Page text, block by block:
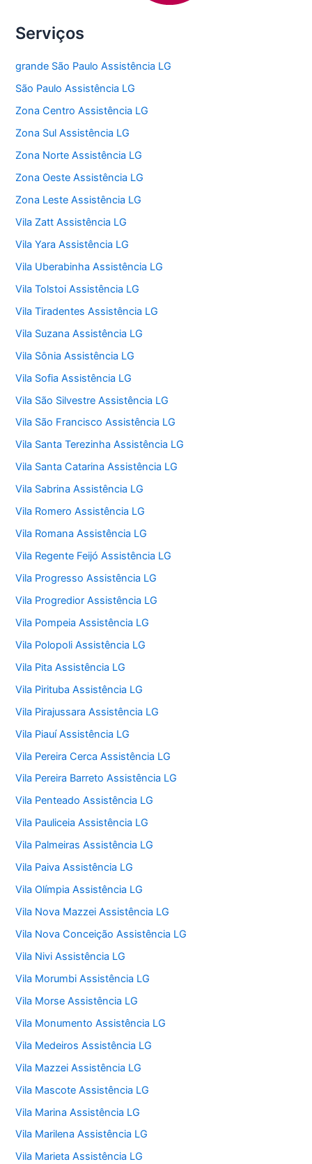
Serviços
grande São Paulo Assistência LG
São Paulo Assistência LG
Zona Centro Assistência LG
Zona Sul Assistência LG
Zona Norte Assistência LG
Zona Oeste Assistência LG
Zona Leste Assistência LG
Vila Zatt Assistência LG
Vila Yara Assistência LG
Vila Uberabinha Assistência LG
Vila Tolstoi Assistência LG
Vila Tiradentes Assistência LG
Vila Suzana Assistência LG
Vila Sônia Assistência LG
Vila Sofia Assistência LG
Vila São Silvestre Assistência LG
Vila São Francisco Assistência LG
Vila Santa Terezinha Assistência LG
Vila Santa Catarina Assistência LG
Vila Sabrina Assistência LG
Vila Romero Assistência LG
Vila Romana Assistência LG
Vila Regente Feijó Assistência LG
Vila Progresso Assistência LG
Vila Progredior Assistência LG
Vila Pompeia Assistência LG
Vila Polopoli Assistência LG
Vila Pita Assistência LG
Vila Pirituba Assistência LG
Vila Pirajussara Assistência LG
Vila Piauí Assistência LG
Vila Pereira Cerca Assistência LG
Vila Pereira Barreto Assistência LG
Vila Penteado Assistência LG
Vila Pauliceia Assistência LG
Vila Palmeiras Assistência LG
Vila Paiva Assistência LG
Vila Olímpia Assistência LG
Vila Nova Mazzei Assistência LG
Vila Nova Conceição Assistência LG
Vila Nivi Assistência LG
Vila Morumbi Assistência LG
Vila Morse Assistência LG
Vila Monumento Assistência LG
Vila Medeiros Assistência LG
Vila Mazzei Assistência LG
Vila Mascote Assistência LG
Vila Marina Assistência LG
Vila Marilena Assistência LG
Vila Marieta Assistência LG